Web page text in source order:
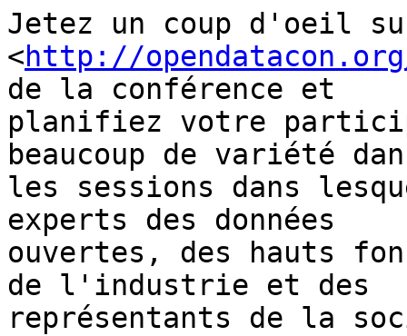
Jetez un coup d'oeil
<http://
de la conférence et
planifiez votre
beaucoup de variété
les sessions dans
experts des données
ouvertes, des hauts
de l'industrie et des
représentants de la